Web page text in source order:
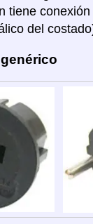
tiene
del